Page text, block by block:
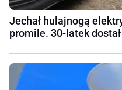
Jechał hulajnogą
promile. 30-latek